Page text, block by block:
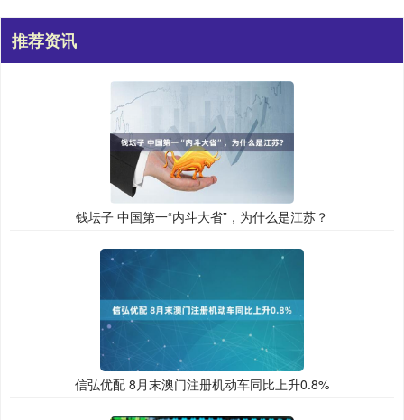
推荐资讯
钱坛子 中国第一“内斗大省”，为什么是江苏？
信弘优配 8月末澳门注册机动车同比上升0.8%